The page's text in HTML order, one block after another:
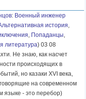
: Военный инженер
история,
, Попаданцы,
литература) 03 08
Не знаю, как насчет
происходящих в
но казаки XVI века,
на современном
языке - это перебор)